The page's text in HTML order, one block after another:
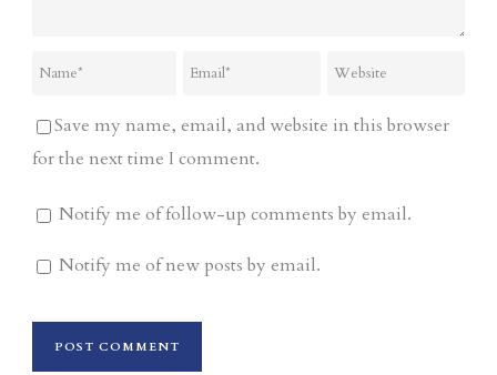
Save my name, email, and website in this browser
for the next time I comment.
Notify me of follow-up comments by email.
Notify me of new posts by email.